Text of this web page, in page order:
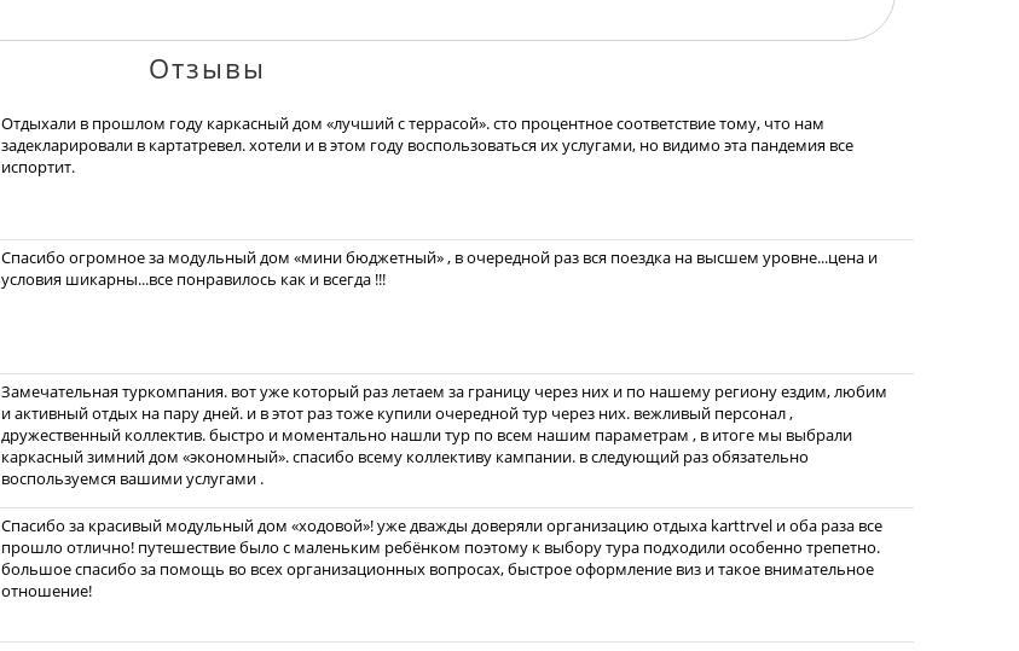
Отзывы
Отдыхали в прошлом году каркасный дом «лучший с террасой». сто процентное соответствие тому, что нам
задекларировали в картатревел. хотели и в этом году воспользоваться их услугами, но видимо эта пандемия все
испортит.
Спасибо огромное за модульный дом «мини бюджетный» , в очередной раз вся поездка на высшем уровне...цена и
условия шикарны...все понравилось как и всегда !!!
Замечательная туркомпания. вот уже который раз летаем за границу через них и по нашему региону ездим, любим
и активный отдых на пару дней. и в этот раз тоже купили очередной тур через них. вежливый персонал ,
дружественный коллектив. быстро и моментально нашли тур по всем нашим параметрам , в итоге мы выбрали
каркасный зимний дом «экономный». спасибо всему коллективу кампании. в следующий раз обязательно
воспользуемся вашими услугами .
Спасибо за красивый модульный дом «ходовой»! уже дважды доверяли организацию отдыха karttrvel и оба раза все
прошло отлично! путешествие было с маленьким ребёнком поэтому к выбору тура подходили особенно трепетно.
большое спасибо за помощь во всех организационных вопросах, быстрое оформление виз и такое внимательное
отношение!